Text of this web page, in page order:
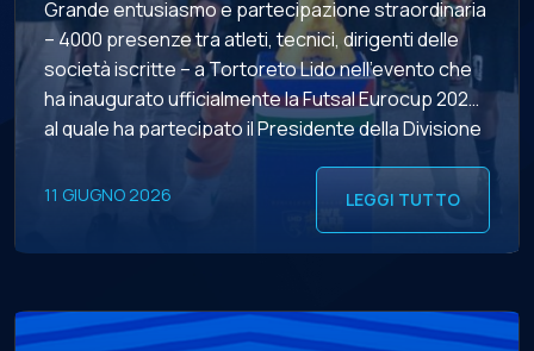
Grande entusiasmo e partecipazione straordinaria
– 4000 presenze tra atleti, tecnici, dirigenti delle
società iscritte – a Tortoreto Lido nell’evento che
ha inaugurato ufficialmente la Futsal Eurocup 2026,
al quale ha partecipato il Presidente della Divisione
Calcio a 5 Stefano Castiglia, accompagnato dal
Vicepresidente Vicario Leonardo Todaro, dal
Antonio […]
11 GIUGNO 2026 LEGGI TUTTO